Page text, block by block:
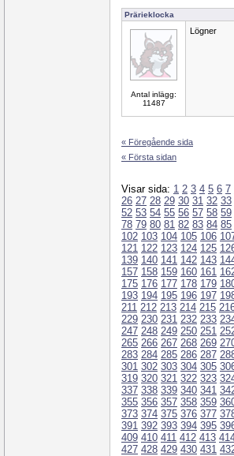
Prärieklocka
Antal inlägg:
11487
Lögner
« Föregående sida
« Första sidan
Visar sida: 1 2 3 4 5 6 7
26 27 28 29 30 31 32 33
52 53 54 55 56 57 58 59
78 79 80 81 82 83 84 85
102 103 104 105 106
121 122 123 124 125
139 140 141 142 143
157 158 159 160 161
175 176 177 178 179
193 194 195 196 197
211 212 213 214 215
229 230 231 232 233
247 248 249 250 251
265 266 267 268 269
283 284 285 286 287
301 302 303 304 305
319 320 321 322 323
337 338 339 340 341
355 356 357 358 359
373 374 375 376 377
391 392 393 394 395
409 410 411 412 413
427 428 429 430 431